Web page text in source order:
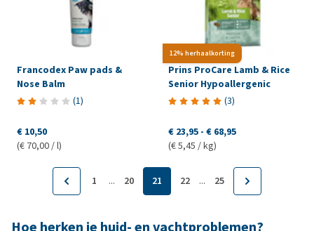
Francodex Paw pads &
Nose Balm
(1)
€ 10,50
(€ 70,00 / l)
12% herhaalkorting
Prins ProCare Lamb & Rice
Senior Hypoallergenic
(3)
€ 23,95 - € 68,95
(€ 5,45 / kg)
1 ... 20 21 22 ... 25
Hoe herken je huid- en vachtproblemen?